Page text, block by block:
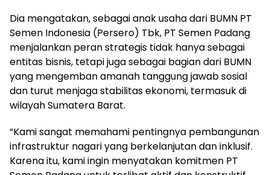
Dia mengatakan, sebagai anak usaha dari BUMN PT
Semen Indonesia (Persero) Tbk, PT Semen Padang
menjalankan peran strategis tidak hanya sebagai
entitas bisnis, tetapi juga sebagai bagian dari BUMN
yang mengemban amanah tanggung jawab sosial
dan turut menjaga stabilitas ekonomi, termasuk di
wilayah Sumatera Barat.
“Kami sangat memahami pentingnya pembangunan
infrastruktur nagari yang berkelanjutan dan inklusif.
Karena itu, kami ingin menyatakan komitmen PT